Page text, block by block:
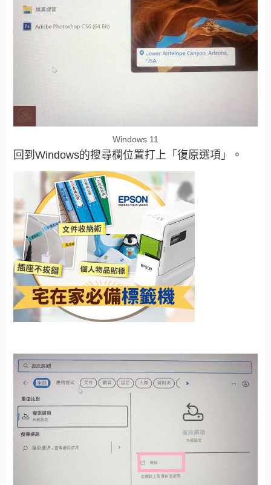
Windows 11
回到Windows的搜尋欄位置打上「復原選項」。